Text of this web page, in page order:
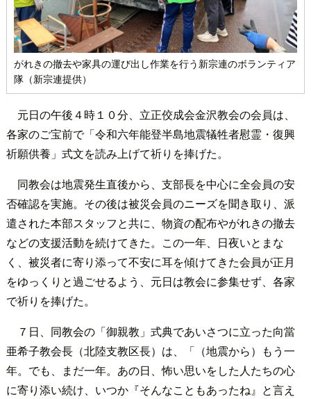
がれきの撤去や家具の運び出し作業を行う新宗連のボランティア
隊（新宗連提供）
元日の午後４時１０分、立正佼成会金沢教会の会員は、
各家のご宝前で「令和六年能登半島地震犠牲者慰霊・復興
祈願供養」式文を読み上げて祈りを捧げた。
同教会は地震発生直後から、支部長を中心に全会員の安
否確認を実施。その後は被災会員のニーズを聞き取り、派
遣された本部スタッフと共に、物資の配布やがれきの撤去
などの支援活動を続けてきた。この一年、日夜いとまな
く、被災者に寄り添って不安に耳を傾けてきた会員が正月
をゆっくりと過ごせるよう、元日は教会に参集せず、各家
で祈りを捧げた。
７日、同教会の「御親教」式典であいさつに立った向當
亜希子教会長（北陸支教区長）は、「（地震から）もう一
年。でも、まだ一年。あの日、怖い思いをした人たちの心
に寄り添い続け、いつか『そんなこともあったね』と言え